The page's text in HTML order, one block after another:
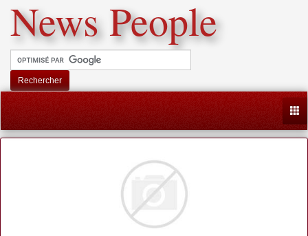
News People
Rechercher